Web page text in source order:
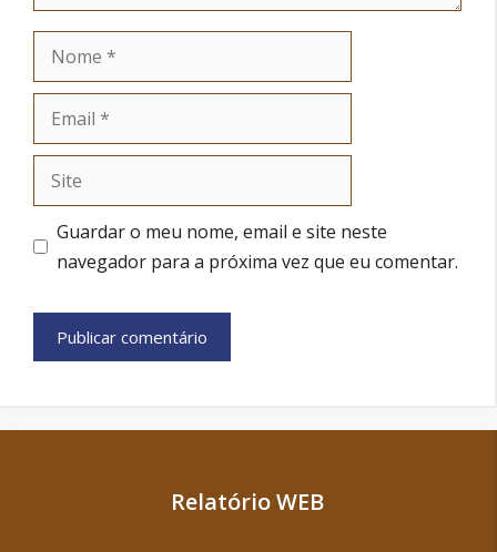
Nome
Email
Site
Guardar o meu nome, email e site neste
navegador para a próxima vez que eu comentar.
Relatório WEB